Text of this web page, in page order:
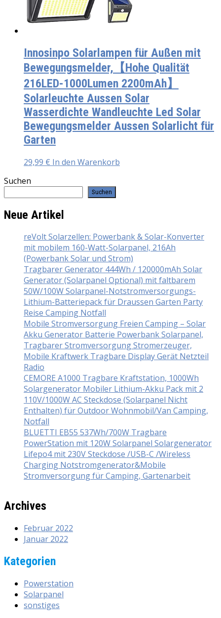
Innosinpo Solarlampen für Außen mit
Bewegungsmelder,【Hohe Qualität
216LED-1000Lumen 2200mAh】
Solarleuchte Aussen Solar
Wasserdichte Wandleuchte Led Solar
Bewegungsmelder Aussen Solarlicht für
Garten
29,99 € In den Warenkorb
Suchen
Suchen
Neue Artikel
reVolt Solarzellen: Powerbank & Solar-Konverter
mit mobilem 160-Watt-Solarpanel, 216Ah
(Powerbank Solar und Strom)
Tragbarer Generator 444Wh / 120000mAh Solar
Generator (Solarpanel Optional) mit faltbarem
50W/100W Solarpanel-Notstromversorgungs-
Lithium-Batteriepack für Draussen Garten Party
Reise Camping Notfall
Mobile Stromversorgung Freien Camping – Solar
Akku Generator Batterie Powerbank Solarpanel,
Tragbarer Stromversorgung Stromerzeuger,
Mobile Kraftwerk Tragbare Display Gerät Netzteil
Radio
CEMORE A1000 Tragbare Kraftstation, 1000Wh
Solargenerator Mobiler Lithium-Akku Pack mit 2
110V/1000W AC Steckdose (Solarpanel Nicht
Enthalten) für Outdoor Wohnmobil/Van Camping,
Notfall
BLUETTI EB55 537Wh/700W Tragbare
PowerStation mit 120W Solarpanel Solargenerator
Lifepo4 mit 230V Steckdose /USB-C /Wireless
Charging Notstromgenerator&Mobile
Stromversorgung für Camping, Gartenarbeit
Archives
Februar 2022
Januar 2022
Kategorien
Powerstation
Solarpanel
sonstiges